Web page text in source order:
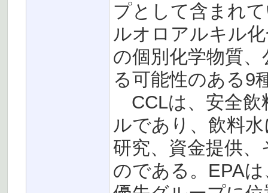
プとして含まれ
ルオロアルキル
の個別化学物質
る可能性のある9
CCLは、安全飲
ルであり、飲料
研究、資金提供
のである。EPA